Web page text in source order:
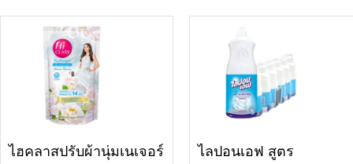
ไฮคลาสปรับผ้านุ่มเนเจอร์
ไลปอนเอฟ สูตร